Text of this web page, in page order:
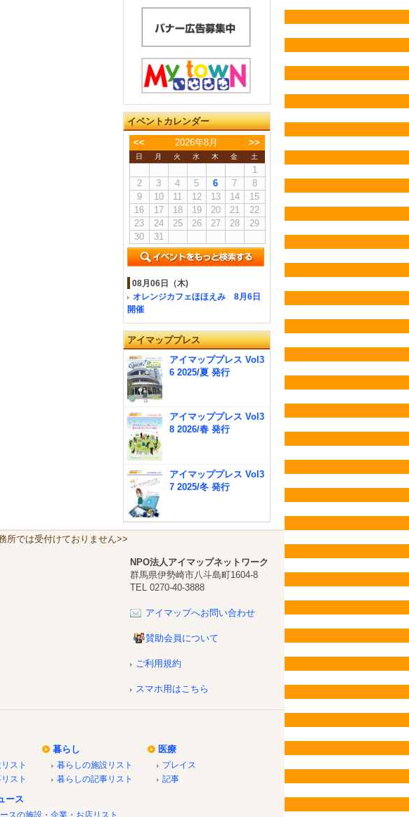
イベントカレンダー
<<
2026年8月 >>
日 月 火 水 木 金 土
1
2
3 4 5 6 7
8
9
10 11 12 13 14
15
16
17 18 19 20 21
22
23
24 25 26 27 28
29
30
31
08月06日（木)
オレンジカフェほほえみ 8月6日
開催
アイマッププレス
アイマッププレス Vol3
6 2025/夏 発行
アイマッププレス Vol3
8 2026/春 発行
アイマッププレス Vol3
7 2025/冬 発行
所では受付けておりません>>
NPO法人アイマップネットワーク
群馬県伊勢崎市八斗島町1604-8
TEL 0270-40-3888
アイマップへお問い合わせ
賛助会員について
ご利用規約
スマホ用はこちら
スト
スト
暮らし
暮らしの施設リスト
暮らしの記事リスト
医療
プレイス
記事
ース
スの施設・企業・お店リスト